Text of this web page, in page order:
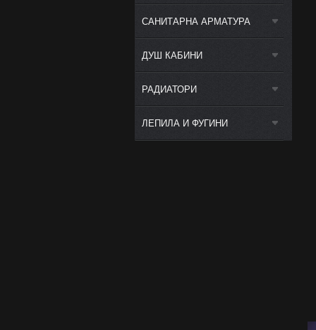
САНИТАРНА АРМАТУРА
ДУШ КАБИНИ
РАДИАТОРИ
ЛЕПИЛА И ФУГИНИ